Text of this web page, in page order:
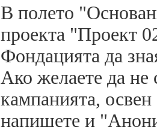
В полето
проекта "Проект
Фондацията да
Ако желаете да не
кампанията,
напишете и